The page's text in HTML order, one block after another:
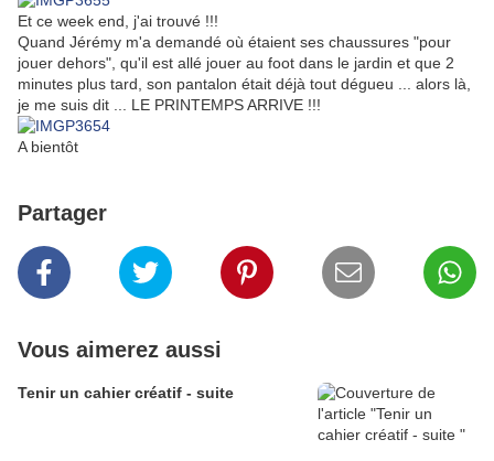
Et ce week end, j'ai trouvé !!!
Quand Jérémy m'a demandé où étaient ses chaussures "pour
jouer dehors", qu'il est allé jouer au foot dans le jardin et que 2
minutes plus tard, son pantalon était déjà tout dégueu ... alors là,
je me suis dit ... LE PRINTEMPS ARRIVE !!!
A bientôt
Partager
Vous aimerez aussi
Tenir un cahier créatif - suite